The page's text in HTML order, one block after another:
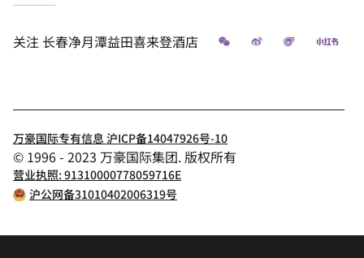
关注 长春净月潭益田喜来登酒店 微信 微博 飞猪 小
万豪国际专有信息 沪ICP备14047926号-10
© 1996 - 2023 万豪国际集团. 版权所有
营业执照: 91310000778059716E
沪公网备31010402006319号